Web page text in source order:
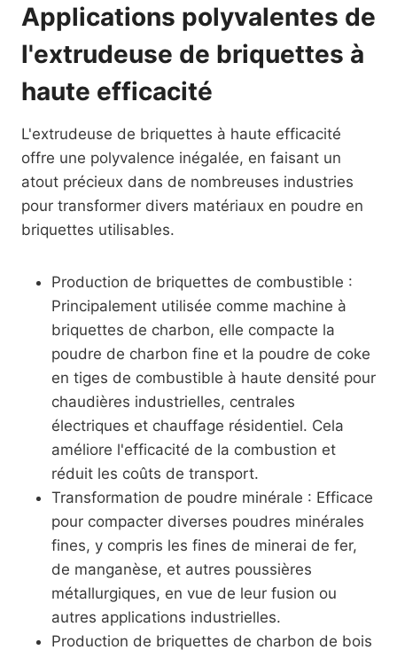
Applications polyvalentes de
l'extrudeuse de briquettes à
haute efficacité
L'extrudeuse de briquettes à haute efficacité
offre une polyvalence inégalée, en faisant un
atout précieux dans de nombreuses industries
pour transformer divers matériaux en poudre en
briquettes utilisables.
Production de briquettes de combustible :
Principalement utilisée comme machine à
briquettes de charbon, elle compacte la
poudre de charbon fine et la poudre de coke
en tiges de combustible à haute densité pour
chaudières industrielles, centrales
électriques et chauffage résidentiel. Cela
améliore l'efficacité de la combustion et
réduit les coûts de transport.
Transformation de poudre minérale : Efficace
pour compacter diverses poudres minérales
fines, y compris les fines de minerai de fer,
de manganèse, et autres poussières
métallurgiques, en vue de leur fusion ou
autres applications industrielles.
Production de briquettes de charbon de bois